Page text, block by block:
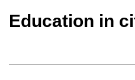
Education in